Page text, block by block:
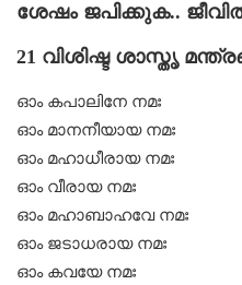
ശേഷം ജപിക്കുക..
21 വിശിഷ്ട ശാസ്തൃ
ഓം കപാലിനേ നമഃ
ഓം മാനനീയായ നമഃ
ഓം മഹാധീരായ നമഃ
ഓം വീരായ നമഃ
ഓം മഹാബാഹവേ നമഃ
ഓം ജടാധരായ നമഃ
ഓം കവയേ നമഃ